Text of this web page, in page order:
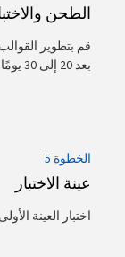
الطحن
قم بتطوير
بعد 20 إلى 30 يومًا.
الخطوة 5
عينة الاختبار
اختبار العينة الأولى